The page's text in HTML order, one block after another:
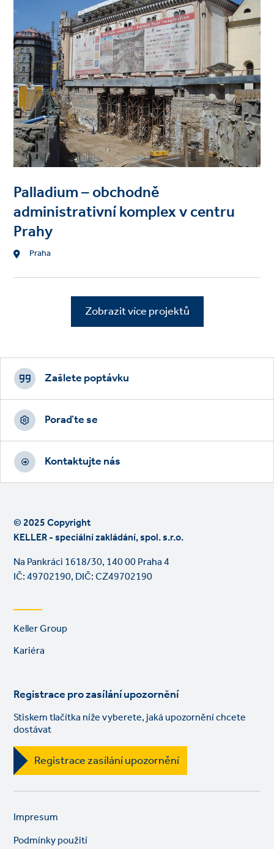
Palladium – obchodně
administrativní komplex v centru
Prahy
Location
Praha
Zobrazit více projektů
Footer
CTAs
Zašlete poptávku
Poraďte se
Kontaktujte nás
© 2025 Copyright
KELLER - speciální zakládání, spol. s.r.o.
Na Pankráci 1618/30, 140 00 Praha 4
IČ: 49702190, DIČ: CZ49702190
Footer
links
Keller Group
Kariéra
Registrace pro zasílání upozornění
Stiskem tlačítka níže vyberete, jaká upozornění chcete
dostávat
Registrace zasílání upozornění
Legal
Impresum
Podmínky použití